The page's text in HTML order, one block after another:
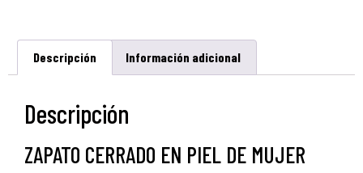
Descripción Información adicional
Descripción
ZAPATO CERRADO EN PIEL DE MUJER